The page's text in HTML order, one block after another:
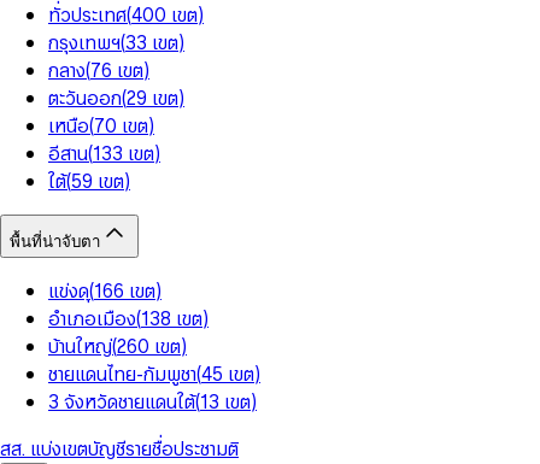
ทั่วประเทศ(400 เขต)
กรุงเทพฯ(33 เขต)
กลาง(76 เขต)
ตะวันออก(29 เขต)
เหนือ(70 เขต)
อีสาน(133 เขต)
ใต้(59 เขต)
พื้นที่น่าจับตา
แข่งดุ(166 เขต)
อำเภอเมือง(138 เขต)
บ้านใหญ่(260 เขต)
ชายแดนไทย-กัมพูชา(45 เขต)
3 จังหวัดชายแดนใต้(13 เขต)
สส. แบ่งเขตบัญชีรายชื่อประชามติ